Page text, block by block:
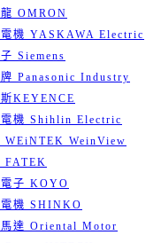
OMRON
機 YASKAWA Electric
Siemens
牌 Panasonic Industry
KEYENCE
電機 Shihlin Electric
WEiNTEK WeinView
FATEK
子 KOYO
機 SHINKO
馬達 Oriental Motor